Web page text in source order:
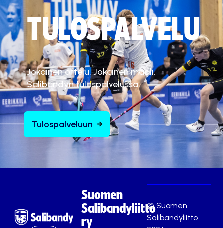
TULOSPALVELU
Jokainen ottelu. Jokainen maali.
Salibandyn tulospalvelussa.
Tulospalveluun
Suomen
Salibandyliitto
ry
© Suomen
Salibandyliitto